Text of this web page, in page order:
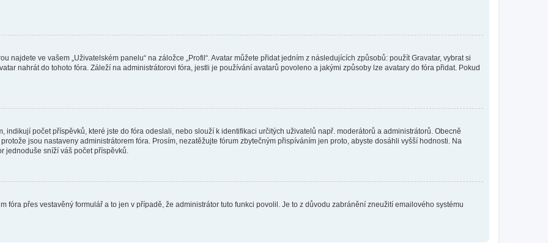
najdete ve vašem „Uživatelském panelu“ na záložce „Profil“. Avatar můžete přidat jedním z následujících způsobů: použít Gravatar, vybrat si
nahrát do tohoto fóra. Záleží na administrátorovi fóra, jestli je používání avatarů povoleno a jakými způsoby lze avatary do fóra přidat. Pokud
indikují počet příspěvků, které jste do fóra odeslali, nebo slouží k identifikaci určitých uživatelů např. moderátorů a administrátorů. Obecně
jsou nastaveny administrátorem fóra. Prosím, nezatěžujte fórum zbytečným přispíváním jen proto, abyste dosáhli vyšší hodnosti. Na
jednoduše sníží váš počet příspěvků.
fóra přes vestavěný formulář a to jen v případě, že administrátor tuto funkci povolil. Je to z důvodu zabránění zneužití emailového systému